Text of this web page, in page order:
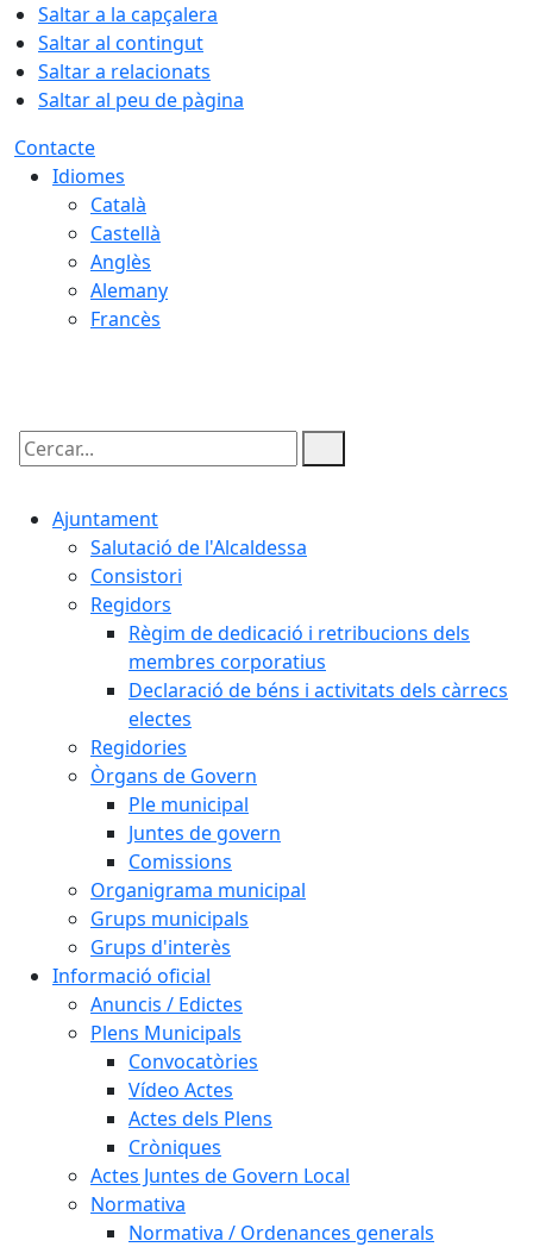
Saltar a la capçalera
Saltar al contingut
Saltar a relacionats
Saltar al peu de pàgina
Contacte
Idiomes
Català
Castellà
Anglès
Alemany
Francès
Cercar:
Ajuntament
Salutació de l'Alcaldessa
Consistori
Regidors
Règim de dedicació i retribucions dels
membres corporatius
Declaració de béns i activitats dels càrrecs
electes
Regidories
Òrgans de Govern
Ple municipal
Juntes de govern
Comissions
Organigrama municipal
Grups municipals
Grups d'interès
Informació oficial
Anuncis / Edictes
Plens Municipals
Convocatòries
Vídeo Actes
Actes dels Plens
Cròniques
Actes Juntes de Govern Local
Normativa
Normativa / Ordenances generals